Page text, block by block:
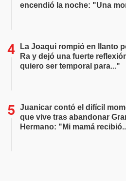
encendió la noche: "Una
La Joaqui rompió en llanto
Ra y dejó una fuerte
quiero ser temporal para..."
Juanicar contó el difícil
que vive tras abandonar
Hermano: "Mi mamá